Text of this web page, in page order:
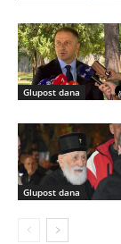
Glupost dana
Glupost dana